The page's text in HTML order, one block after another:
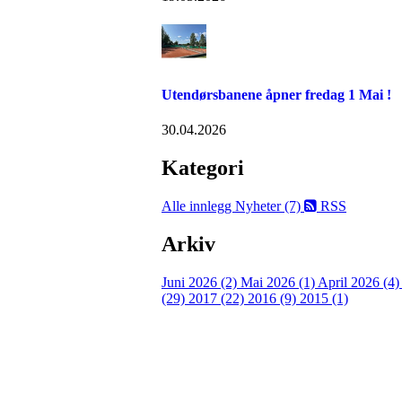
Utendørsbanene åpner fredag 1 Mai !
30.04.2026
Kategori
Alle innlegg Nyheter (7) RSS
Arkiv
Juni 2026 (2) Mai 2026 (1) April 2026 (4)
(29) 2017 (22) 2016 (9) 2015 (1)